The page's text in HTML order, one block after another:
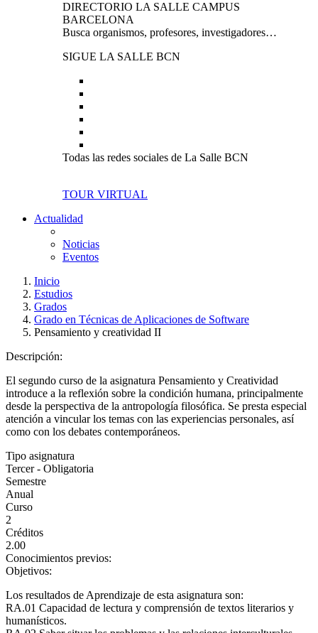
DIRECTORIO LA SALLE CAMPUS
BARCELONA
Busca organismos, profesores, investigadores…
SIGUE LA SALLE BCN
Todas las redes sociales de La Salle BCN
TOUR VIRTUAL
Actualidad
Noticias
Eventos
Inicio
Estudios
Grados
Grado en Técnicas de Aplicaciones de Software
Pensamiento y creatividad II
Descripción:
El segundo curso de la asignatura Pensamiento y Creatividad
introduce a la reflexión sobre la condición humana, principalmente
desde la perspectiva de la antropología filosófica. Se presta especial
atención a vincular los temas con las experiencias personales, así
como con los debates contemporáneos.
Tipo asignatura
Tercer - Obligatoria
Semestre
Anual
Curso
2
Créditos
2.00
Conocimientos previos:
Objetivos:
Los resultados de Aprendizaje de esta asignatura son:
RA.01 Capacidad de lectura y comprensión de textos literarios y
humanísticos.